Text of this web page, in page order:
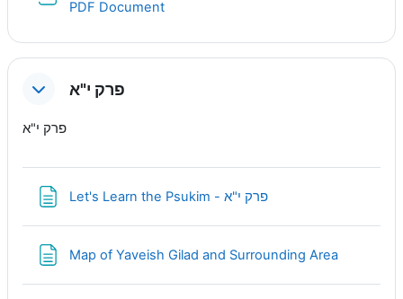
PDF DocumentURL
פרק י"א
פרק י"א
Let's Learn the Psukim - פרק י"אPage
Map of Yaveish Gilad and Surrounding AreaPage